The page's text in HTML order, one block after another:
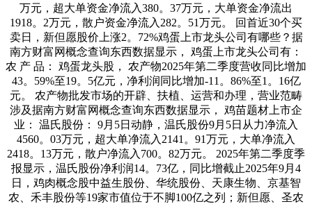
万元，超大单资金净流入380。37万元，大单资金净流出
1918。2万元，散户资金净流入282。51万元。 回首近30个买
卖日，新但愿股价上涨2。72%鸡蛋上市龙头公司有哪些？据
南方财富网概念查询东西数据显示， 鸡蛋上市龙头公司有：
农 产 品： 鸡蛋龙头股， 农产物2025年第二季度营收同比增加
43。59%至19。5亿元，净利润同比增加-11。86%至1。16亿
元。 农产物批发市场的开辟、扶植、运营和办理，营业范畴
涉及据南方财富网概念查询东西数据显示， 鸡苗题材上市企
业： 温氏股份： 9月5日动静，温氏股份9月5日从力净流入
4560。03万元，超大单净流入2141。91万元，大单净流入
2418。13万元，散户净流入700。82万元。 2025年第二季度季
报显示，温氏股份净利润14。73亿，同比增截止2025年9月4
日，鸡肉概念股中益生股份、华统股份、天康生物、京基智
农、禾丰股份等19家市值位于不脚100亿之列；新但愿、圣农